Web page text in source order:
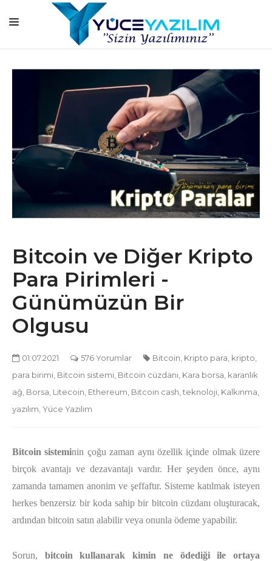
HİZMETLERİMİZ
ÜRÜNLERİMİZ
BAŞARI HİKAYELERİMİZ
ONLİNE EĞİTİM
Bitcoin ve Diğer Kripto
Para Pirimleri -
Günümüzün Bir
Olgusu
01.07.2021 576 Yorumlar Bitcoin Kripto para kripto
para birimi Bitcoin sistemi Bitcoin cüzdanı Kara borsa karanlık
ağ Borsa Litecoin Ethereum Bitcoin cash teknoloji Kalkınma
yazılım Yüce Yazılım
Bitcoin sisteminin çoğu zaman aynı özellik içinde olmak üzere
birçok avantajı ve dezavantajı vardır. Her şeyden önce, aynı
zamanda tamamen anonim ve şeffaftır. Sisteme katılmak isteyen
herkes benzersiz bir koda sahip bir bitcoin cüzdanı oluşturacak,
ardından bitcoin satın alabilir veya onunla ödeme yapabilir.
Sorun, bitcoin kullanarak kimin ne ödediği ile ortaya